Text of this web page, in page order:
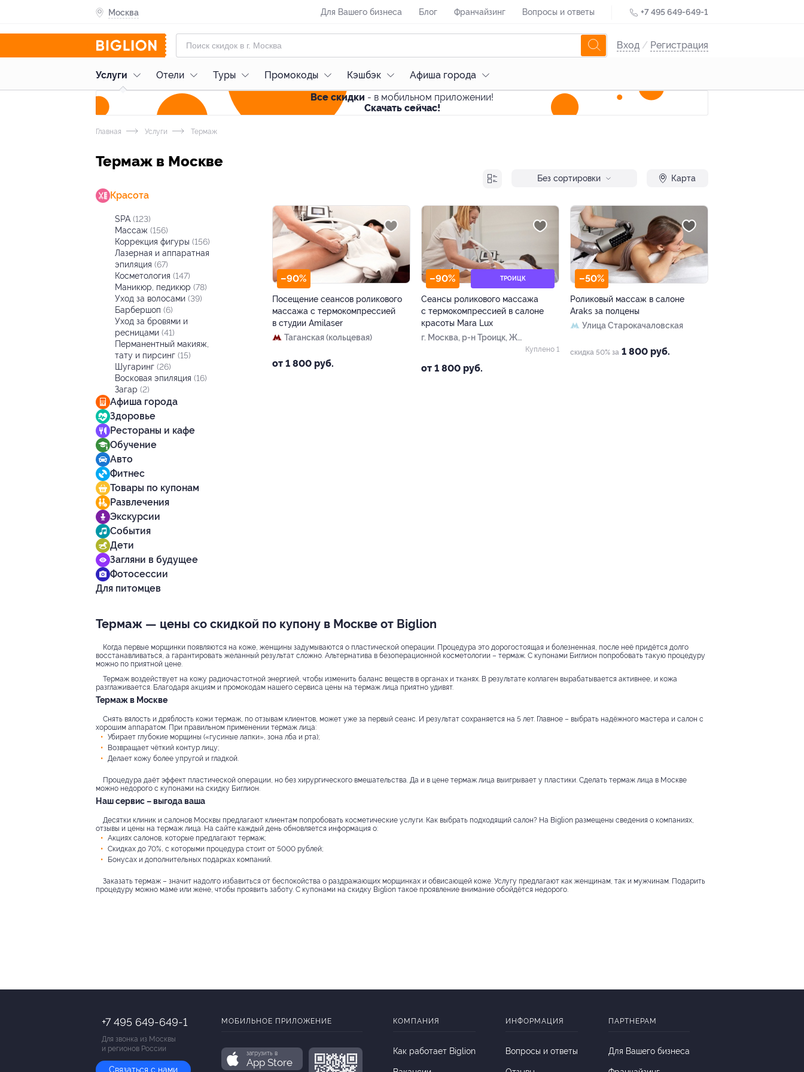
Москва Для Вашего бизнеса Блог Франчайзинг Вопросы и ответы +7 495 649-649-1
Вход / Регистрация
Услуги Отели Туры Промокоды Кэшбэк
Афиша города
Все скидки - в мобильном приложении!
Скачать сейчас!
Главная Услуги Термаж
Термаж в Москве
Без сортировки Карта
Афиша города
Красота
SPA (123)
Массаж (156)
Коррекция фигуры (156)
Лазерная и аппаратная
эпиляция (67)
Косметология (147)
Маникюр, педикюр (78)
Уход за волосами (39)
Барбершоп (6)
Уход за бровями и
ресницами (41)
Перманентный макияж,
тату и пирсинг (15)
Шугаринг (26)
Восковая эпиляция (16)
Загар (2)
Здоровье
Рестораны и кафе
Обучение
Авто
Фитнес
Товары по купонам
Развлечения
Экскурсии
События
Дети
Загляни в будущее
Фотосессии
Для питомцев
–90%
Посещение сеансов роликового
массажа с термокомпрессией
в студии Amilaser
Таганская (кольцевая)
от 1 800 руб.
–90% ТРОИЦК
Сеансы роликового массажа
с термокомпрессией в салоне
красоты Mara Lux
г. Москва, р-н Троицк, ЖК
от 1 800 руб.
Куплено 1
–50%
Роликовый массаж в салоне
Araks за полцены
Улица Старокачаловская
скидка 50% за 1 800 руб.
Термаж — цены со скидкой по купону в Москве от Biglion
Когда первые морщинки появляются на коже, женщины задумываются о пластической операции. Процедура это дорогостоящая и болезненная, после неё придётся долго
восстанавливаться, а гарантировать желанный результат сложно. Альтернатива в безоперационной косметологии – термаж. С купонами Биглион попробовать такую процедуру
можно по приятной цене.
Термаж воздействует на кожу радиочастотной энергией, чтобы изменить баланс веществ в органах и тканях. В результате коллаген вырабатывается активнее, и кожа
разглаживается. Благодаря акциям и промокодам нашего сервиса цены на термаж лица приятно удивят.
Термаж в Москве
Снять вялость и дряблость кожи термаж, по отзывам клиентов, может уже за первый сеанс. И результат сохраняется на 5 лет. Главное – выбрать надёжного мастера и салон с
хорошим аппаратом. При правильном применении термаж лица:
Убирает глубокие морщины («гусиные лапки», зона лба и рта);
Возвращает чёткий контур лицу;
Делает кожу более упругой и гладкой.
Процедура даёт эффект пластической операции, но без хирургического вмешательства. Да и в цене термаж лица выигрывает у пластики. Сделать термаж лица в Москве
можно недорого с купонами на скидку Биглион.
Наш сервис – выгода ваша
Десятки клиник и салонов Москвы предлагают клиентам попробовать косметические услуги. Как выбрать подходящий салон? На Biglion размещены сведения о компаниях,
отзывы и цены на термаж лица. На сайте каждый день обновляется информация о:
Акциях салонов, которые предлагают термаж;
Скидках до 70%, с которыми процедура стоит от 5000 рублей;
Бонусах и дополнительных подарках компаний.
Заказать термаж – значит надолго избавиться от беспокойства о раздражающих морщинках и обвисающей коже. Услугу предлагают как женщинам, так и мужчинам. Подарить
процедуру можно маме или жене, чтобы проявить заботу. С купонами на скидку Biglion такое проявление внимание обойдётся недорого.
+7 495 649-649-1
Для звонка из Москвы
и регионов России
Связаться с нами
МОБИЛЬНОЕ ПРИЛОЖЕНИЕ
загрузить в
App Store
КОМПАНИЯ
Как работает Biglion
ИНФОРМАЦИЯ
Вопросы и ответы
ПАРТНЕРАМ
Для Вашего бизнеса